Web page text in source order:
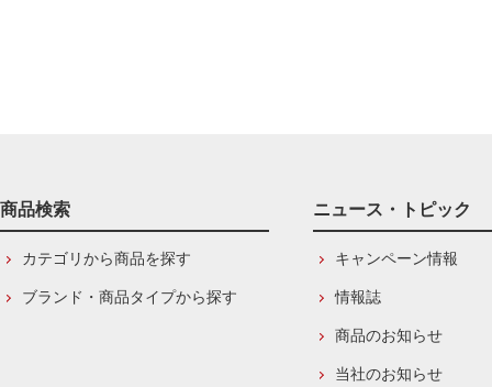
商品検索
カテゴリから商品を探す
ブランド・商品タイプから探す
ニュース・トピック
キャンペーン情報
情報誌
商品のお知らせ
当社のお知らせ